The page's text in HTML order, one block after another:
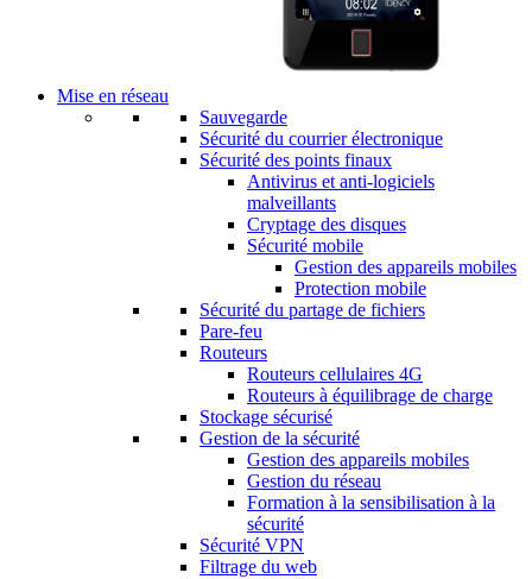
Mise en réseau
Sauvegarde
Sécurité du courrier électronique
Sécurité des points finaux
Antivirus et anti-logiciels
malveillants
Cryptage des disques
Sécurité mobile
Gestion des appareils mobiles
Protection mobile
Sécurité du partage de fichiers
Pare-feu
Routeurs
Routeurs cellulaires 4G
Routeurs à équilibrage de charge
Stockage sécurisé
Gestion de la sécurité
Gestion des appareils mobiles
Gestion du réseau
Formation à la sensibilisation à la
sécurité
Sécurité VPN
Filtrage du web